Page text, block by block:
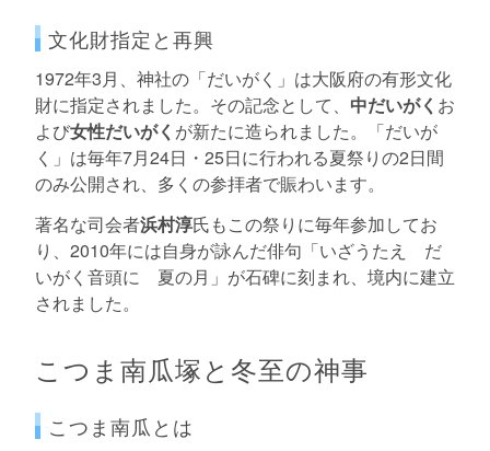
文化財指定と再興
1972年3月、神社の「だいがく」は大阪府の有形文化
財に指定されました。その記念として、 中だいがく お
よび女性だいがく が新たに造られました。「だいが
く」は毎年7月24日・25日に行われる夏祭りの2日間
のみ公開され、多くの参拝者で賑わいます。
著名な司会者浜村淳氏もこの祭りに毎年参加してお
り、2010年には自身が詠んだ俳句「いざうたえ だ
いがく音頭に 夏の月」が石碑に刻まれ、境内に建立
されました。
こつま南瓜塚と冬至の神事
こつま南瓜とは